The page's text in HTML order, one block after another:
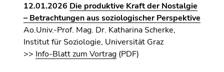
12.01.2026 Die produktive Kraft der Nostalgie
– Betrachtungen aus soziologischer Perspektive
Ao.Univ.-Prof. Mag. Dr. Katharina Scherke,
Institut für Soziologie, Universität Graz
>> Info-Blatt zum Vortrag (PDF)